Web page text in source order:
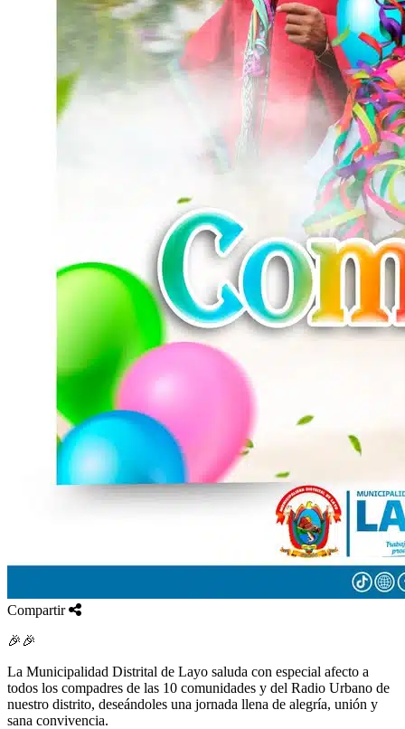
Compartir
🎉🎉
La Municipalidad Distrital de Layo saluda con especial afecto a
todos los compadres de las 10 comunidades y del Radio Urbano de
nuestro distrito, deseándoles una jornada llena de alegría, unión y
sana convivencia.